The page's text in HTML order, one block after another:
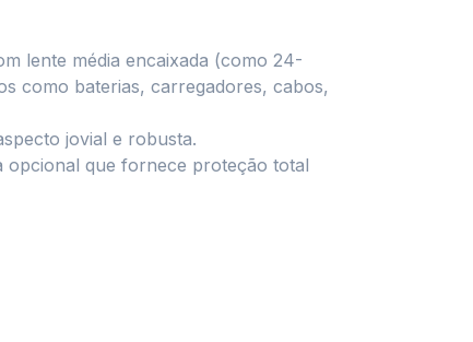
lente média encaixada (como 24-
como baterias, carregadores, cabos,
jovial e robusta.
opcional que fornece proteção total